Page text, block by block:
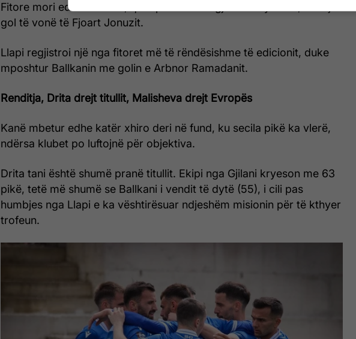
Fitore mori edhe Drenica, që mposhti Dukagjinin si mysafire, me një
gol të vonë të Fjoart Jonuzit.
Llapi regjistroi një nga fitoret më të rëndësishme të edicionit, duke
mposhtur Ballkanin me golin e Arbnor Ramadanit.
Renditja, Drita drejt titullit, Malisheva drejt Evropës
Kanë mbetur edhe katër xhiro deri në fund, ku secila pikë ka vlerë,
ndërsa klubet po luftojnë për objektiva.
Drita tani është shumë pranë titullit. Ekipi nga Gjilani kryeson me 63
pikë, tetë më shumë se Ballkani i vendit të dytë (55), i cili pas
humbjes nga Llapi e ka vështirësuar ndjeshëm misionin për të kthyer
trofeun.